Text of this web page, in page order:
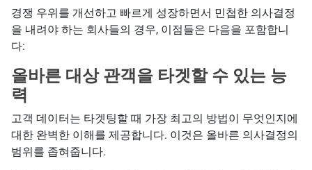
경쟁 우위를 개선하고 빠르게 성장하면서 민첩한 의사결정
을 내려야 하는 회사들의 경우, 이점들은 다음을 포함합니
다:
올바른 대상 관객을 타겟할 수 있는 능
력
고객 데이터는 타겟팅할 때 가장 최고의 방법이 무엇인지에
대한 완벽한 이해를 제공합니다. 이것은 올바른 의사결정의
범위를 좁혀줍니다.